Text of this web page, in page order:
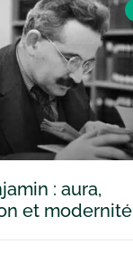
: aura,
et modernité